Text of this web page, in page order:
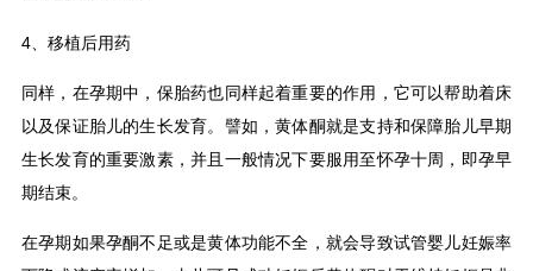
4、移植后用药
同样，在孕期中，保胎药也同样起着重要的作用，它可以帮助着床
以及保证胎儿的生长发育。譬如，黄体酮就是支持和保障胎儿早期
生长发育的重要激素，并且一般情况下要服用至怀孕十周，即孕早
期结束。
在孕期如果孕酮不足或是黄体功能不全，就会导致试管婴儿妊娠率